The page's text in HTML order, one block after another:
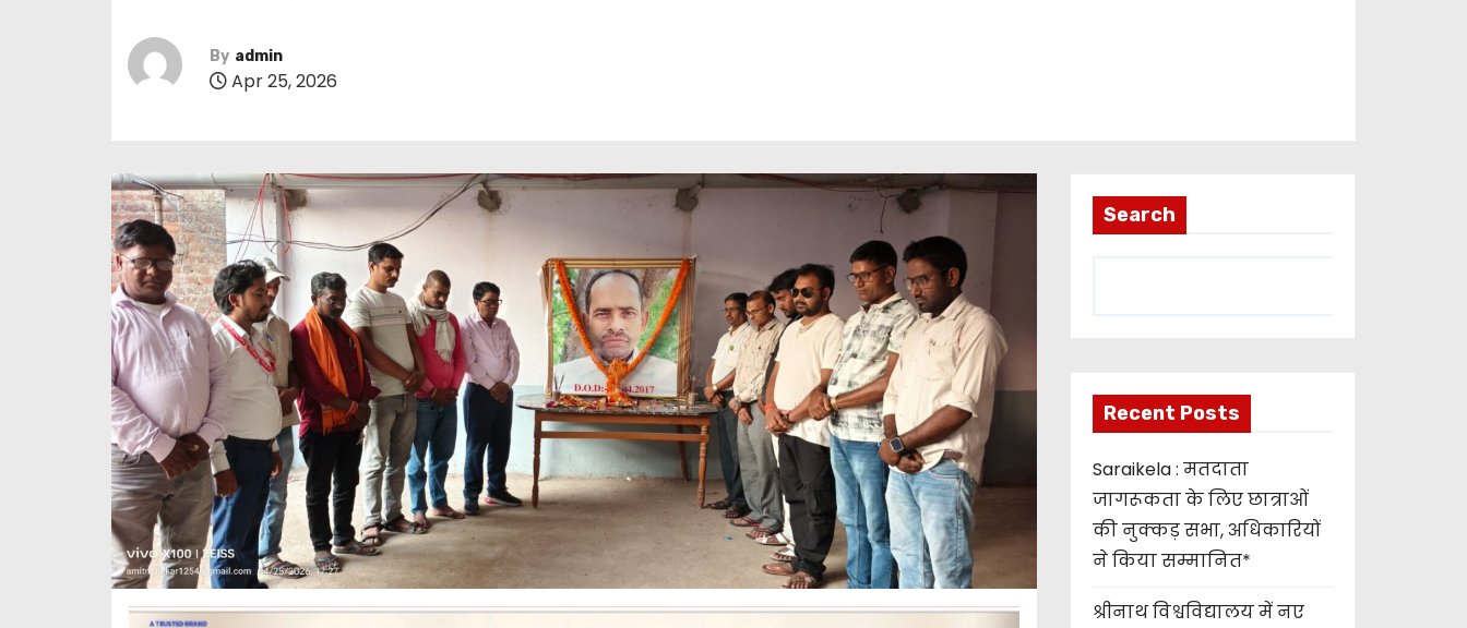
By admin
Apr 25, 2026
Search
Recent Posts
Saraikela : मतदाता
जागरूकता के लिए छात्राओं
की नुक्कड़ सभा, अधिकारियों
ने किया सम्मानित*
श्रीनाथ विश्वविद्यालय में नए